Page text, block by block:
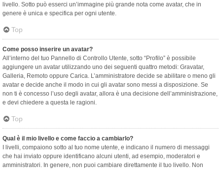
livello. Sotto può esserci un’immagine più grande nota come avatar, che in
genere è unica e specifica per ogni utente.
Top
Come posso inserire un avatar?
All’interno del tuo Pannello di Controllo Utente, sotto “Profilo” è possibile
aggiungere un avatar utilizzando uno dei seguenti quattro metodi: Gravatar,
Galleria, Remoto oppure Carica. L’amministratore decide se abilitare o meno gli
avatar e decide anche il modo in cui gli avatar sono messi a disposizione. Se
non ti è concesso l’uso degli avatar, allora è una decisione dell’amministrazione,
e devi chiedere a questa le ragioni.
Top
Qual è il mio livello e come faccio a cambiarlo?
I livelli, compaiono sotto al tuo nome utente, e indicano il numero di messaggi
che hai inviato oppure identificano alcuni utenti, ad esempio, moderatori e
amministratori. In genere, non puoi cambiare direttamente il tuo livello. Non